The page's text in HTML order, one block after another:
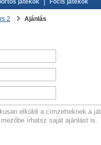
játékok Focis játékok
2 Ajánlás